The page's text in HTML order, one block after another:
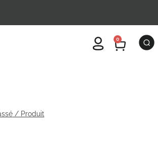
0
/ Produit